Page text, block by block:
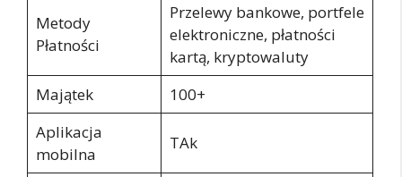
Metody
Płatności
Przelewy bankowe, portfele
elektroniczne, płatności
kartą, kryptowaluty
Majątek
100+
Aplikacja
mobilna
TAk